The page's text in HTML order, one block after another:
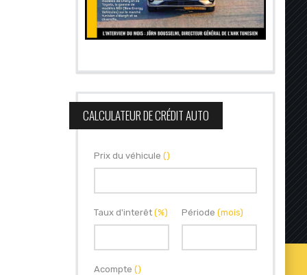
CALCULATEUR DE CRÉDIT AUTO
Prix du véhicule ()
Taux d'interêt (%) Période (mois)
Acompte ()